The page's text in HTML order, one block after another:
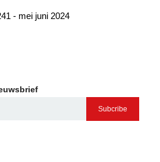
- mei juni 2024
Subcribe